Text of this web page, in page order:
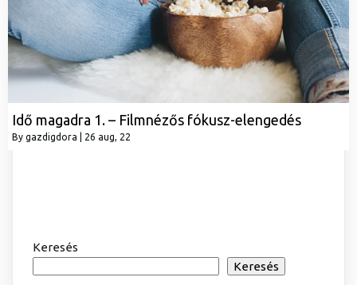
Idő magadra 1. – Filmnézős fókusz-elengedés
By gazdigdora 26 aug, 22
Keresés
Keresés